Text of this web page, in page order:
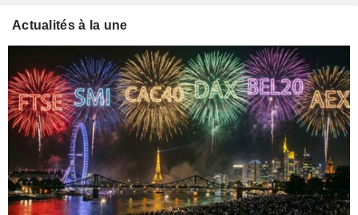
Actualités à la une